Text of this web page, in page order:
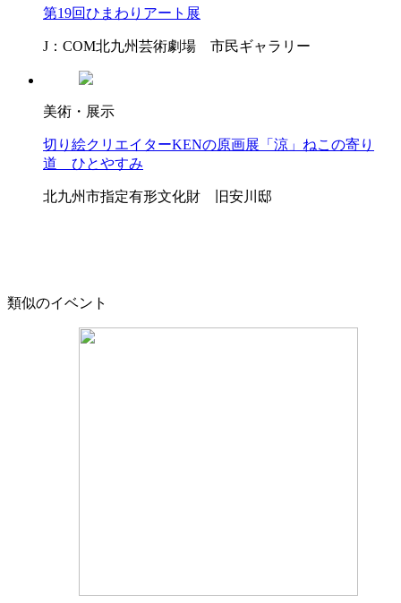
第19回ひまわりアート展
J：COM北九州芸術劇場 市民ギャラリー
美術・展示
切り絵クリエイターKENの原画展「涼」ねこの寄り
道 ひとやすみ
北九州市指定有形文化財 旧安川邸
類似のイベント